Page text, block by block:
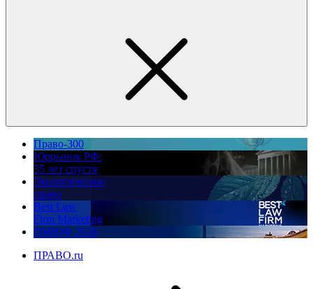
Право-300
Юррынок РФ:
35 лет спустя
Экологическое
право
Best Law
Firm Marketing
ПМЮФ 2026
ПРАВО.ru